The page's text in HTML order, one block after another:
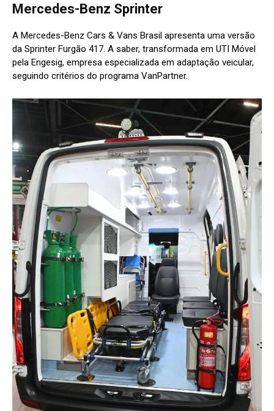
Mercedes-Benz Sprinter
A Mercedes-Benz Cars & Vans Brasil apresenta uma versão
da Sprinter Furgão 417. A saber, transformada em UTI Móvel
pela Engesig, empresa especializada em adaptação veicular,
seguindo critérios do programa VanPartner.